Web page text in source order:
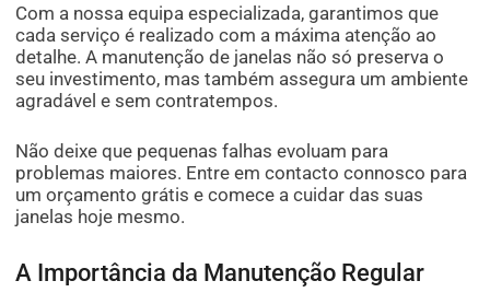
Com a nossa equipa especializada, garantimos que
cada serviço é realizado com a máxima atenção ao
detalhe. A manutenção de janelas não só preserva o
seu investimento, mas também assegura um ambiente
agradável e sem contratempos.
Não deixe que pequenas falhas evoluam para
problemas maiores. Entre em contacto connosco para
um orçamento grátis e comece a cuidar das suas
janelas hoje mesmo.
A Importância da Manutenção Regular